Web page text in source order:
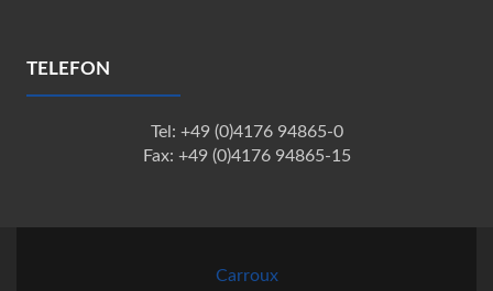
TELEFON
Tel: +49 (0)4176 94865-0
Fax: +49 (0)4176 94865-15
Carroux